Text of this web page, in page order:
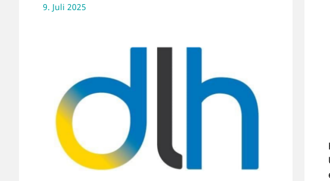
9. Juli 2025